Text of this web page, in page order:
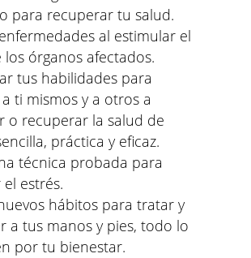
para recuperar tu salud.
al estimular el
los órganos afectados.
tus habilidades para
ti mismos y a otros a
o recuperar la salud de
práctica y eficaz.
técnica probada para
estrés.
hábitos para tratar y
a tus manos y pies, todo lo
por tu bienestar.